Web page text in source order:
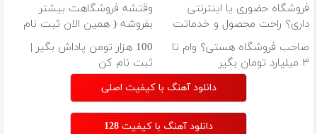
فروشگاه حضوری یا اینترنتی
داری؟ راحت محصول و خدماتت
رو بفروش
وقتشه فروشگاهت بیشتر
بفروشه ( همین الان ثبت نام
کن )
صاحب فروشگاه هستی؟ وام تا
۳ میلیارد تومان بگیر
100 هزار تومن پاداش بگیر |
ثبت نام کن
دانلود آهنگ با کیفیت اصلی
دانلود آهنگ با کیفیت 128